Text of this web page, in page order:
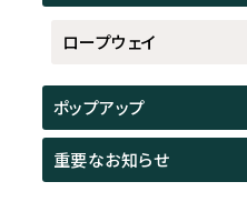
ロープウェイ
ポップアップ
重要なお知らせ